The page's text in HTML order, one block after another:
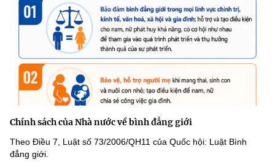
Chính sách của Nhà nước về bình đẳng giới
Theo Điều 7, Luật số 73/2006/QH11 của Quốc hội: Luật Bình
đẳng giới.